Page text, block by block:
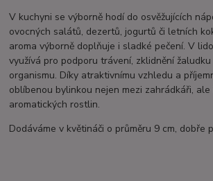
V kuchyni se výborně hodí do osvěžujících
ovocných salátů, dezertů, jogurtů či letních
aroma výborně doplňuje i sladké pečení. V
využívá pro podporu trávení, zklidnění
organismu. Díky atraktivnímu vzhledu a
oblíbenou bylinkou nejen mezi zahrádkáři, ale
aromatických rostlin.
Dodáváme v květináči o průměru 9 cm, dobře